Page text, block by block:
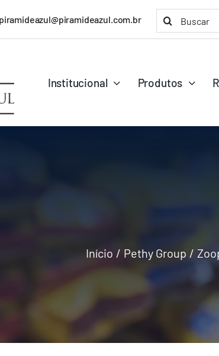
piramideazul@piramideazul.com.br
Buscar
resultados
Institucional Produtos
Início Pethy Group